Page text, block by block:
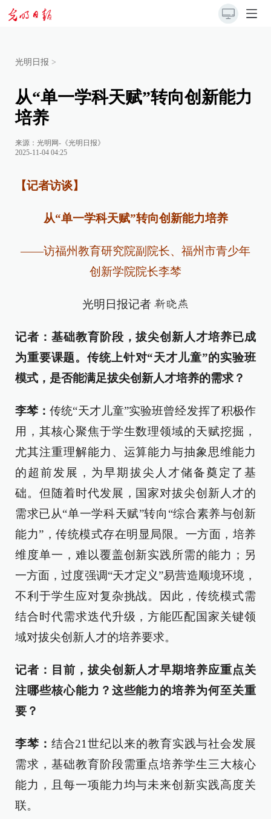
光明日报 >
从“单一学科天赋”转向创新能力
培养
来源： 光明网-《光明日报》
2025-11-04 04:25
【记者访谈】
从“单一学科天赋”转向创新能力培养
——访福州教育研究院副院长、福州市青少年
创新学院院长李棽
光明日报记者 靳晓燕
记者：基础教育阶段，拔尖创新人才培养已成
为重要课题。传统上针对“天才儿童”的实验班
模式，是否能满足拔尖创新人才培养的需求？
李棽：传统“天才儿童”实验班曾经发挥了积极作
用，其核心聚焦于学生数理领域的天赋挖掘，
尤其注重理解能力、运算能力与抽象思维能力
的超前发展，为早期拔尖人才储备奠定了基
础。但随着时代发展，国家对拔尖创新人才的
需求已从“单一学科天赋”转向“综合素养与创新
能力”，传统模式存在明显局限。一方面，培养
维度单一，难以覆盖创新实践所需的能力；另
一方面，过度强调“天才定义”易营造顺境环境，
不利于学生应对复杂挑战。因此，传统模式需
结合时代需求迭代升级，方能匹配国家关键领
域对拔尖创新人才的培养要求。
记者：目前，拔尖创新人才早期培养应重点关
注哪些核心能力？这些能力的培养为何至关重
要？
李棽： 结合21世纪以来的教育实践与社会发展
需求，基础教育阶段需重点培养学生三大核心
能力，且每一项能力均与未来创新实践高度关
联。